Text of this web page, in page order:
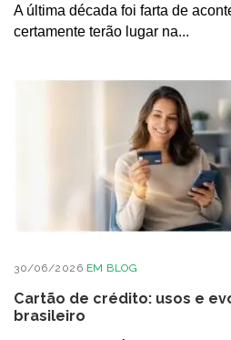
A última década foi farta de
certamente terão lugar na...
30/06/2026 EM BLOG
Cartão de crédito: usos e
brasileiro